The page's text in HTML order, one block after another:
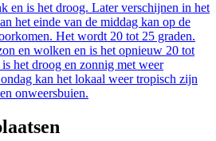
en is het droog. Later verschijnen in het
het einde van de middag kan op de
Het wordt 20 tot 25 graden.
en wolken en is het opnieuw 20 tot
het droog en zonnig met weer
kan het lokaal weer tropisch zijn
onweersbuien.